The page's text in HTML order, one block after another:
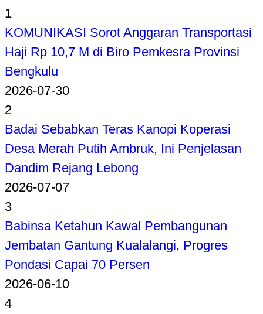
1
KOMUNIKASI Sorot Anggaran Transportasi
Haji Rp 10,7 M di Biro Pemkesra Provinsi
Bengkulu
2026-07-30
2
Badai Sebabkan Teras Kanopi Koperasi
Desa Merah Putih Ambruk, Ini Penjelasan
Dandim Rejang Lebong
2026-07-07
3
Babinsa Ketahun Kawal Pembangunan
Jembatan Gantung Kualalangi, Progres
Pondasi Capai 70 Persen
2026-06-10
4